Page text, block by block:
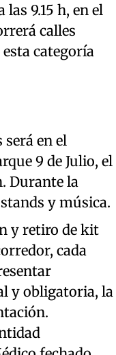
las 9.15 h, en el
calles
categoría
en el
9 de Julio, el
Durante la
y música.
y retiro de kit
cada
y obligatoria, la